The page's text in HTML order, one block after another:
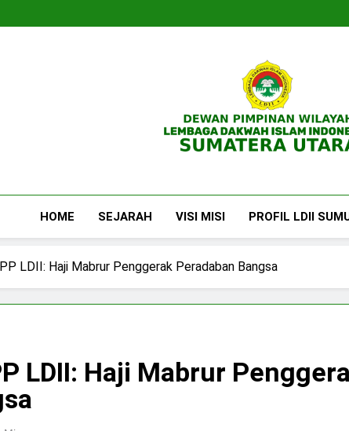
DPW LDII
HOME SEJARAH VISI MISI PROFIL LDII
LDII: Haji Mabrur Penggerak Peradaban Bangsa
LDII: Haji Mabrur